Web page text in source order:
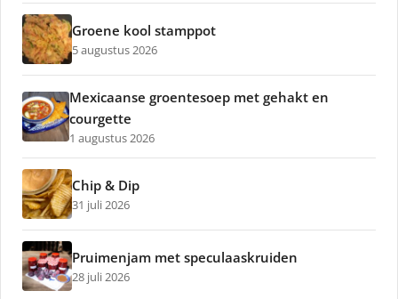
Groene kool stamppot
5 augustus 2026
Mexicaanse groentesoep met gehakt en
courgette
1 augustus 2026
Chip & Dip
31 juli 2026
Pruimenjam met speculaaskruiden
28 juli 2026